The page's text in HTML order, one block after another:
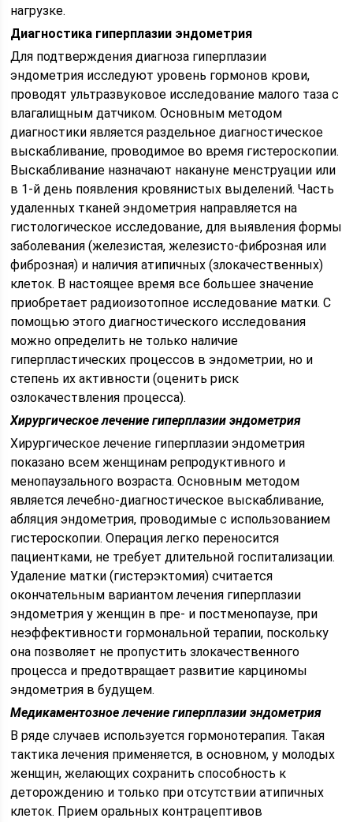
нагрузке.
Диагностика гиперплазии эндометрия
Для подтверждения диагноза гиперплазии
эндометрия исследуют уровень гормонов крови,
проводят ультразвуковое исследование малого таза с
влагалищным датчиком. Основным методом
диагностики является раздельное диагностическое
выскабливание, проводимое во время гистероскопии.
Выскабливание назначают накануне менструации или
в 1-й день появления кровянистых выделений. Часть
удаленных тканей эндометрия направляется на
гистологическое исследование, для выявления формы
заболевания (железистая, железисто-фиброзная или
фиброзная) и наличия атипичных (злокачественных)
клеток. В настоящее время все большее значение
приобретает радиоизотопное исследование матки. С
помощью этого диагностического исследования
можно определить не только наличие
гиперпластических процессов в эндометрии, но и
степень их активности (оценить риск
озлокачествления процесса).
Хирургическое лечение гиперплазии эндометрия
Хирургическое лечение гиперплазии эндометрия
показано всем женщинам репродуктивного и
менопаузального возраста. Основным методом
является лечебно-диагностическое выскабливание,
абляция эндометрия, проводимые с использованием
гистероскопии. Операция легко переносится
пациентками, не требует длительной госпитализации.
Удаление матки (гистерэктомия) считается
окончательным вариантом лечения гиперплазии
эндометрия у женщин в пре- и постменопаузе, при
неэффективности гормональной терапии, поскольку
она позволяет не пропустить злокачественного
процесса и предотвращает развитие карциномы
эндометрия в будущем.
Медикаментозное лечение гиперплазии эндометрия
В ряде случаев используется гормонотерапия. Такая
тактика лечения применяется, в основном, у молодых
женщин, желающих сохранить способность к
деторождению и только при отсутствии атипичных
клеток. Прием оральных контрацептивов